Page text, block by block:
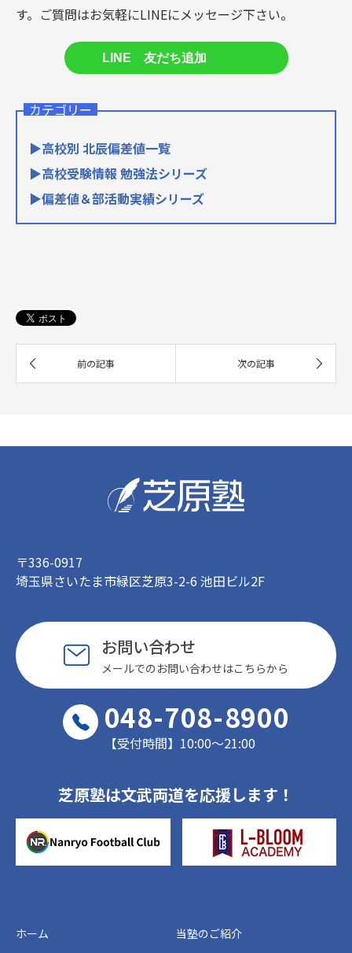
す。 ご質問はお気軽にLINEにメッセージ下さい。
LINE 友だち追加
カテゴリー
▶高校別 北辰偏差値一覧
▶高校受験情報 勉強法シリーズ
▶偏差値＆部活動実績シリーズ
〒336-0917
埼玉県さいたま市緑区芝原3-2-6 池田ビル2F
お問い合わせ
メールでのお問い合わせはこちらから
048-708-8900
【受付時間】10:00〜21:00
芝原塾は文武両道を応援します！
ホーム
当塾のご紹介